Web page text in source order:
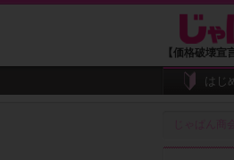
【価格破壊宣
はじ